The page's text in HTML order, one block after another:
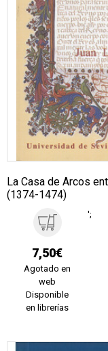
La Casa de Arcos
(1374-1474)
7,50€
Agotado en
web
Disponible
en librerías
';